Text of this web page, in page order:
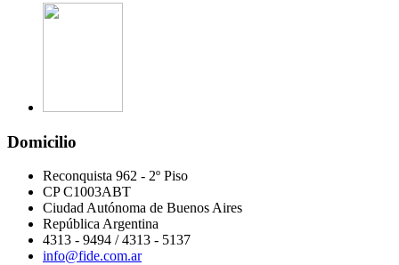
Domicilio
Reconquista 962 - 2º Piso
CP C1003ABT
Ciudad Autónoma de Buenos Aires
República Argentina
4313 - 9494 / 4313 - 5137
info@fide.com.ar